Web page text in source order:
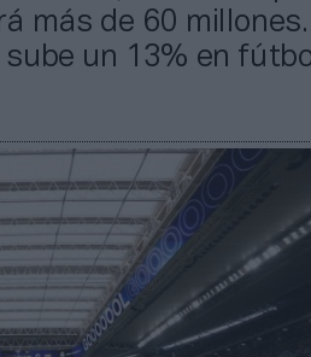
más de 60 millones.
un 13% en